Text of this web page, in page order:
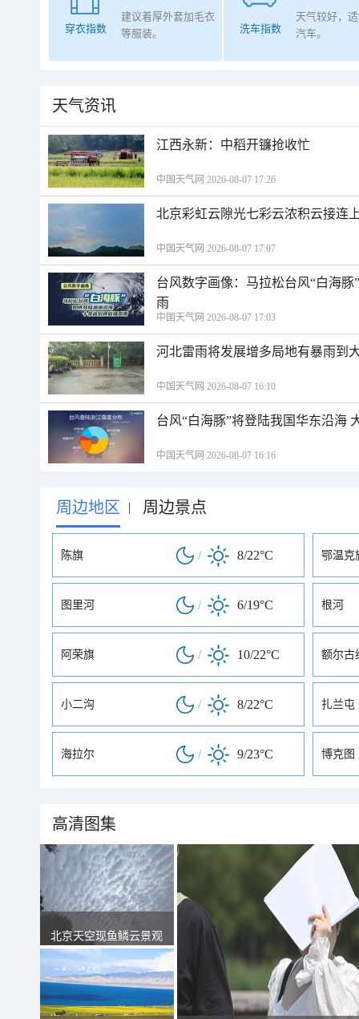
穿衣指数
建议着厚外套加毛衣
等服装。
洗车指数
天气较好，
汽车。
天气资讯
江西永新：中稻开镰抢收忙
中国天气网 2026-08-07 17:26
北京彩虹云隙光七彩云浓积云接连
中国天气网 2026-08-07 17:07
台风数字画像：马拉松台风“白海
雨
中国天气网 2026-08-07 17:03
河北雷雨将发展增多局地有暴雨到
中国天气网 2026-08-07 16:10
台风“白海豚”将登陆我国华东沿海
中国天气网 2026-08-07 16:16
周边地区 | 周边景点
陈旗 / 8/22°C 鄂温克
图里河 / 6/19°C 根河
阿荣旗 / 10/22°C 额尔古
小二沟 / 8/22°C 扎兰屯
海拉尔 / 9/23°C 博克图
高清图集
北京天空现鱼鳞云景观